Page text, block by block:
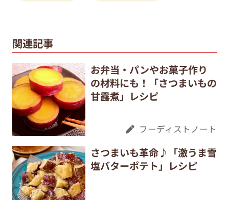
関連記事
お弁当・パンやお菓子作り
の材料にも！「さつまいもの
甘露煮」レシピ
フーディストノート
さつまいも革命♪「激うま雪
塩バターポテト」レシピ